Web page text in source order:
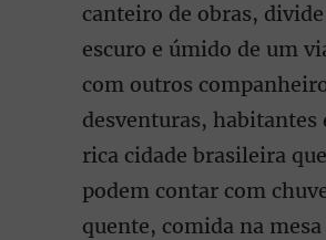
canteiro de obras,
escuro e úmido de um
com outros
desventuras, habitantes
rica cidade brasileira
podem contar com
quente, comida na